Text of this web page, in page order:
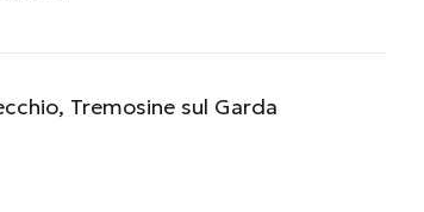
Tremosine sul Garda